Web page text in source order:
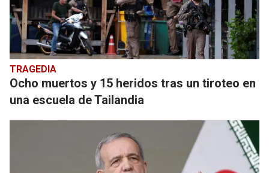
TRAGEDIA
Ocho muertos y 15 heridos tras un tiroteo en
una escuela de Tailandia